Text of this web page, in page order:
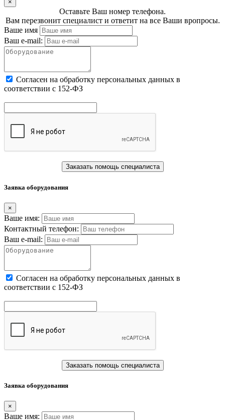
×
Оставьте Ваш номер телефона.
Вам перезвонит специалист и ответит на все Ваши вропросы.
Ваше имя
Ваш e-mail:
Cогласен на обработку персональных данных в
соответствии с 152-ФЗ
Заказать помощь специалиста
Заявка оборудования
×
Ваше имя:
Контактный телефон:
Ваш e-mail:
Cогласен на обработку персональных данных в
соответствии с 152-ФЗ
Заказать помощь специалиста
Заявка оборудования
×
Ваше имя: